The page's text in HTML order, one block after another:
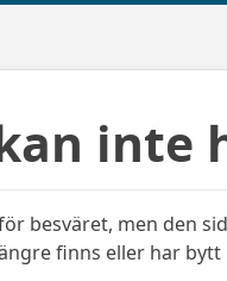
inte
besväret, men den
finns eller har bytt